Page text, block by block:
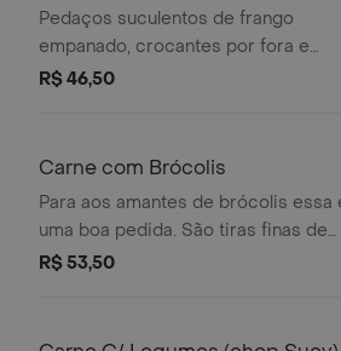
Pedaços suculentos de frango
empanado, crocantes por fora e
macios por dentro, cobertos com um
de texturas e sabores que vai direto
receba em casa essa delícia da
culinária chinesa! Apenas proteína.
R$ 46,50
Carne com Brócolis
Para aos amantes de brócolis essa
uma boa pedida. São tiras finas de
carne marinada com brócolis,
chop suey. Somos especializados em
R$ 53,50